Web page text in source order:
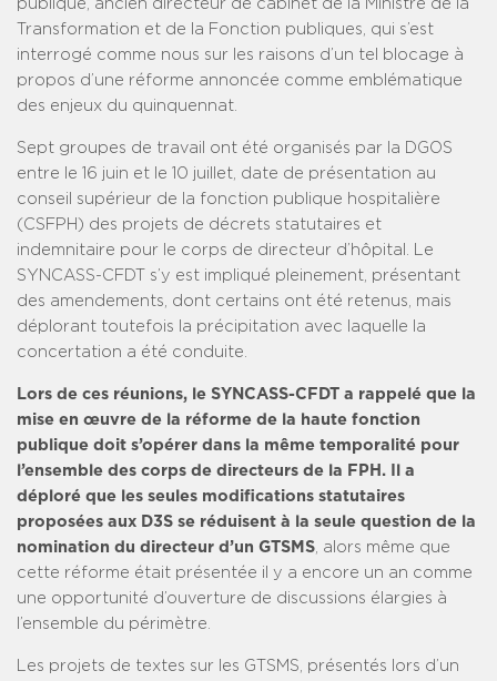
publique, ancien directeur de cabinet de la Ministre de la
Transformation et de la Fonction publiques, qui s’est
interrogé comme nous sur les raisons d’un tel blocage à
propos d’une réforme annoncée comme emblématique
des enjeux du quinquennat.
Sept groupes de travail ont été organisés par la DGOS
entre le 16 juin et le 10 juillet, date de présentation au
conseil supérieur de la fonction publique hospitalière
(CSFPH) des projets de décrets statutaires et
indemnitaire pour le corps de directeur d’hôpital. Le
SYNCASS-CFDT s’y est impliqué pleinement, présentant
des amendements, dont certains ont été retenus, mais
déplorant toutefois la précipitation avec laquelle la
concertation a été conduite.
Lors de ces réunions, le SYNCASS-CFDT a rappelé que la
mise en œuvre de la réforme de la haute fonction
publique doit s’opérer dans la même temporalité pour
l’ensemble des corps de directeurs de la FPH.
Il a
déploré que les seules modifications statutaires
proposées aux D3S se réduisent à la seule question de la
nomination du directeur d’un GTSMS , alors même que
cette réforme était présentée il y a encore un an comme
une opportunité d’ouverture de discussions élargies à
l’ensemble du périmètre.
Les projets de textes sur les GTSMS, présentés lors d’un